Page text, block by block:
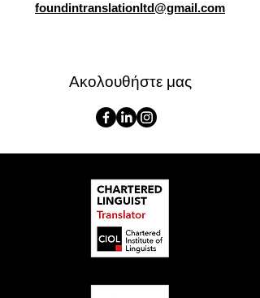
foundintranslationltd@gmail.com
Ακολουθήστε μας